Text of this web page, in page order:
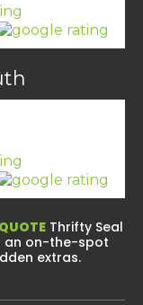
Thrifty Seal
an on-the-spot
extras.